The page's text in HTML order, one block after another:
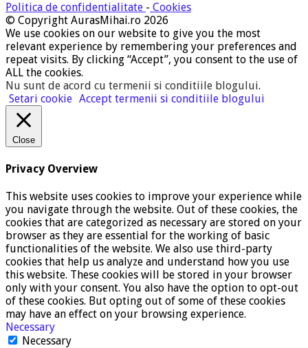
Politica de confidentialitate - Cookies
© Copyright AurasMihai.ro 2026
We use cookies on our website to give you the most
relevant experience by remembering your preferences and
repeat visits. By clicking “Accept”, you consent to the use of
ALL the cookies.
Nu sunt de acord cu termenii si conditiile blogului.
Setari cookie Accept termenii si conditiile blogului
Close
Privacy Overview
This website uses cookies to improve your experience while
you navigate through the website. Out of these cookies, the
cookies that are categorized as necessary are stored on your
browser as they are essential for the working of basic
functionalities of the website. We also use third-party
cookies that help us analyze and understand how you use
this website. These cookies will be stored in your browser
only with your consent. You also have the option to opt-out
of these cookies. But opting out of some of these cookies
may have an effect on your browsing experience.
Necessary
Necessary